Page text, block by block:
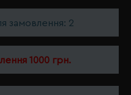
замовлення: 2
1000 грн.